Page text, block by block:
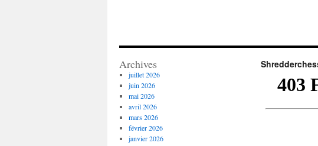
Archives
juillet 2026
juin 2026
mai 2026
avril 2026
mars 2026
février 2026
janvier 2026